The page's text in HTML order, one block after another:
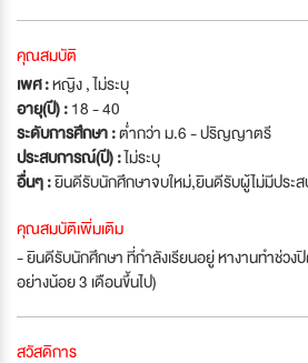
คุณสมบัติ
เพศ :หญิง , ไม่ระบุ
อายุ(ปี) :18 - 40
ระดับการศึกษา :ต่ำกว่า ม.6 - ปริญญาตรี
ประสบการณ์(ปี) :ไม่ระบุ
อื่นๆ :ยินดีรับนักศึกษาจบใหม่,ยินดีรับผู้ไม่มีประ
คุณสมบัติเพิ่มเติม
- ยินดีรับนักศึกษา ที่กำลังเรียนอยู่ หางานทำช่วง
อย่างน้อย 3 เดือนขึ้นไป)
สวัสดิการ